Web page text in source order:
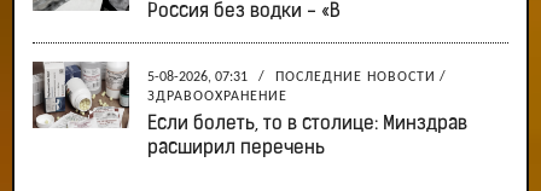
Россия без водки - «В
5-08-2026, 07:31 / ПОСЛЕДНИЕ НОВОСТИ /
ЗДРАВООХРАНЕНИЕ
Если болеть, то в столице: Минздрав
расширил перечень